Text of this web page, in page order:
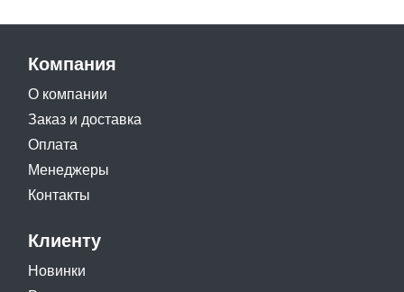
Компания
О компании
Заказ и доставка
Оплата
Менеджеры
Контакты
Клиенту
Новинки